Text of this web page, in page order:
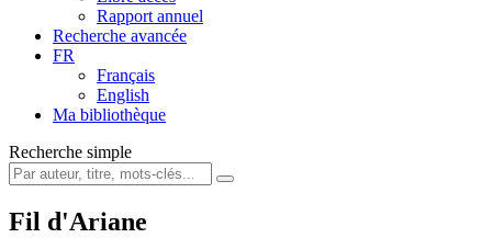
Rapport annuel
Recherche avancée
FR
Français
English
Ma bibliothèque
Recherche simple
Fil d'Ariane